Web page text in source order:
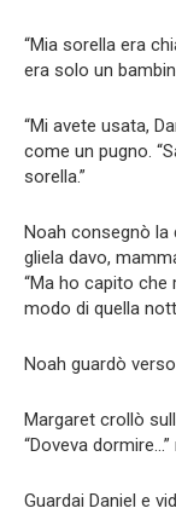
“Mia sorella era
era solo un
“Mi avete usata,
come un pugno.
sorella.”
Noah consegnò la
gliela davo,
“Ma ho capito che
modo di quella
Noah guardò
Margaret crollò
“Doveva
Guardai Daniel e